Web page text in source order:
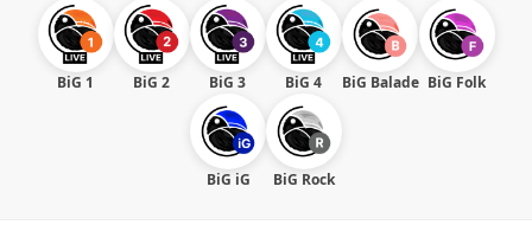
BiG 1 BiG 2 BiG 3 BiG 4 BiG Balade BiG Folk
BiG iG BiG Rock